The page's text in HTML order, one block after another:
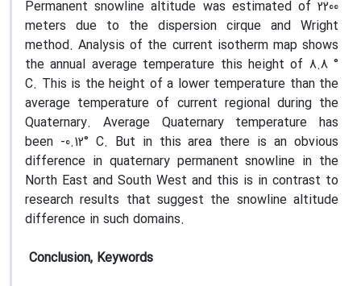
Permanent snowline altitude was estimated of 2200
meters due to the dispersion cirque and Wright
method. Analysis of the current isotherm map shows
the annual average temperature this height of 8.8 °
C. This is the height of a lower temperature than the
average temperature of current regional during the
Quaternary. Average Quaternary temperature has
been -0.12° C. But in this area there is an obvious
difference in quaternary permanent snowline in the
North East and South West and this is in contrast to
research results that suggest the snowline altitude
difference in such domains.
Conclusion, Keywords